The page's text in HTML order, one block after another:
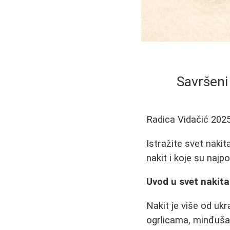
Radica Vidačić
Istražite svet
nakit i koje su
Uvod u svet nakita
Nakit je više od
ogrlicama,